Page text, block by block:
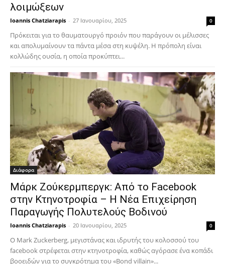
λοιμώξεων
Ioannis Chatziarapis - 27 Ιανουαρίου, 2025 0
Πρόκειται για το θαυματουργό προιόν που παράγουν οι μέλισσες
και απολυμαίνουν τα πάντα μέσα στη κυψέλη. Η πρόπολη είναι
κολλώδης ουσία, η οποία προκύπτει...
Διάφορα
Μάρκ Ζούκερμπεργκ: Από το Facebook
στην Κτηνοτροφία – Η Νέα Επιχείρηση
Παραγωγής Πολυτελούς Βοδινού
Ioannis Chatziarapis - 20 Ιανουαρίου, 2025 0
Ο Mark Zuckerberg, μεγιστάνας και ιδρυτής του κολοσσού του
facebook στρέφεται στην κτηνοτροφία, καθώς αγόρασε ένα κοπάδι
βοοειδών για το συγκρότημα του «Bond villain»...